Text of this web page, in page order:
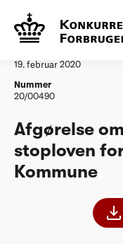
Vandtilsyn
19. februar 2020
Nummer
20/00490
Afgørelse
stoploven
Kommune